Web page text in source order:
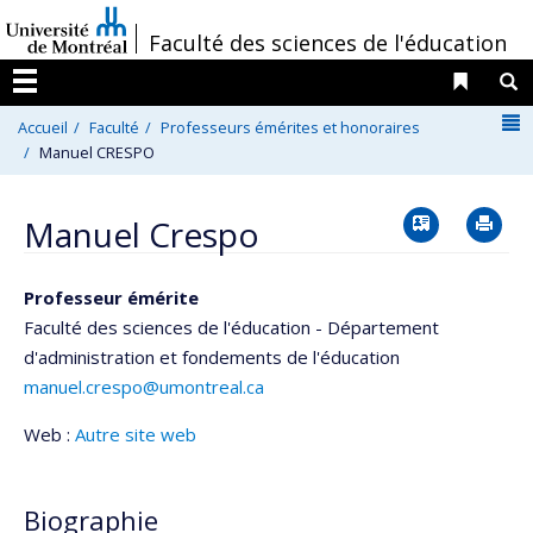
au
contenu
/Faculté des sciences de l'éducation
Menu
Liens
Accueil Faculté
Professeurs émérites et honoraires
Manuel CRESPO
Manuel Crespo Vcard
Professeur émérite
Faculté des sciences de l'éducation - Département
d'administration et fondements de l'éducation
manuel.crespo@umontreal.ca
Web : Autre site web
Biographie